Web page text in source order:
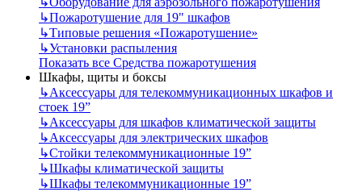
↳Пожаротушение для 19" шкафов
↳Типовые решения «Пожаротушение»
↳Установки распыления
Показать все Средства пожаротушения
Шкафы, щиты и боксы
↳Аксессуары для телекоммуникационных шкафов и
стоек 19”
↳Аксессуары для шкафов климатической защиты
↳Аксессуары для электрических шкафов
↳Стойки телекоммуникационные 19”
↳Шкафы климатической защиты
↳Шкафы телекоммуникационные 19”